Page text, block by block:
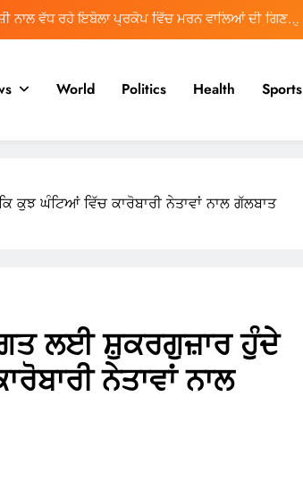
ਨਾਲ ਵੱਧ ਰਹੇ ਇਬੋਲਾ ਪ੍ਰਕੋਪ ਵਿੱਚ ਮਰਨ ਵਾਲਿਆਂ ਦੀ ਗਿਣਤੀ
ਢਾਂਚਾ ਪ੍ਰਦਾਨ ਕਰਨ ਲਈ ਬਿੱਲ ਲੋਕ ਸਭਾ ਵਿੱਚ ਪੇਸ਼ ਕੀਤਾ
ਨੂੰ ਡੀਪੀਐਲ ਰਾਹੀਂ ਆਈਪੀਐਲ ਵਿੱਚ ਵਾਪਸੀ ਦੀ ਉਮੀਦ ਹੈ
World Politics Health Sports
ਕੁਝ ਘੰਟਿਆਂ ਵਿੱਚ ਕਾਰੋਬਾਰੀ ਨੇਤਾਵਾਂ ਨਾਲ ਗੱਲਬਾਤ
ਲਈ ਸ਼ੁਕਰਗੁਜ਼ਾਰ ਹੁੰਦੇ
ਨੇਤਾਵਾਂ ਨਾਲ